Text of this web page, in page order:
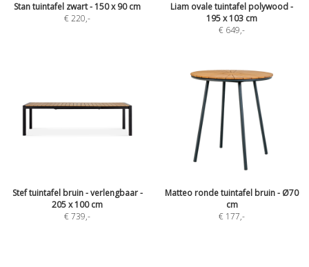
Stan tuintafel zwart - 150 x 90 cm
€ 220,-
Liam ovale tuintafel polywood -
195 x 103 cm
€ 649,-
Stef tuintafel bruin - verlengbaar -
205 x 100 cm
€ 739,-
Matteo ronde tuintafel bruin - Ø70
cm
€ 177,-